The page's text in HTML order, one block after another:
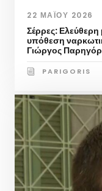
22 ΜΑΪ́ΟΥ 2026
Σέρρες: Ελεύθερη
υπόθεση
Γιώργος
PARIGORIS